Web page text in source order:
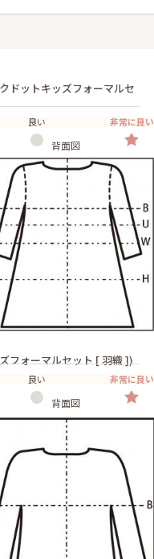
ドットキッズフォーマルセ
良い 非常に良い
背面図
フォーマルセット [ 羽織 ])
良い 非常に良い
背面図